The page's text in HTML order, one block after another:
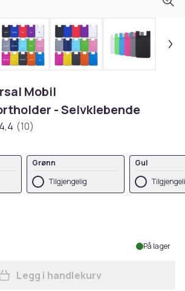
Mobil
- Selvklebende
4,4 (10)
Grønn
Tilgjengelig
Gul
På lager
Legg 2-pack Universal
Legg i handlekurv